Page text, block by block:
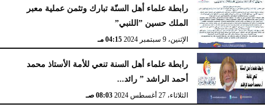
رابطة علماء أهل السنّة تبارك وتثمن عملية معبر
الملك حسين ”اللنبي”
الإثنين، 9 سبتمبر 2024 04:15 مـ
رابطة علماء أهل السنة تنعي للأمة الأستاذ محمد
أحمد الراشد ” رائد...
الثلاثاء، 27 أغسطس 2024 08:03 صـ